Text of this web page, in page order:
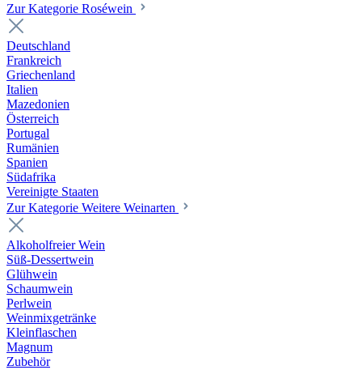
Zur Kategorie Roséwein
Deutschland
Frankreich
Griechenland
Italien
Mazedonien
Österreich
Portugal
Rumänien
Spanien
Südafrika
Vereinigte Staaten
Zur Kategorie Weitere Weinarten
Alkoholfreier Wein
Süß-Dessertwein
Glühwein
Schaumwein
Perlwein
Weinmixgetränke
Kleinflaschen
Magnum
Zubehör